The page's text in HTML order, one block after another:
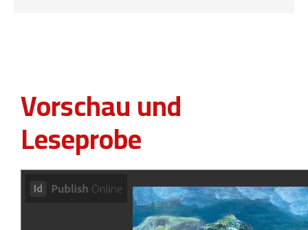
Vorschau und
Leseprobe